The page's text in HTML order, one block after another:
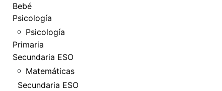
Bebé
Psicología
Psicología
Primaria
Secundaria ESO
Matemáticas
Secundaria ESO